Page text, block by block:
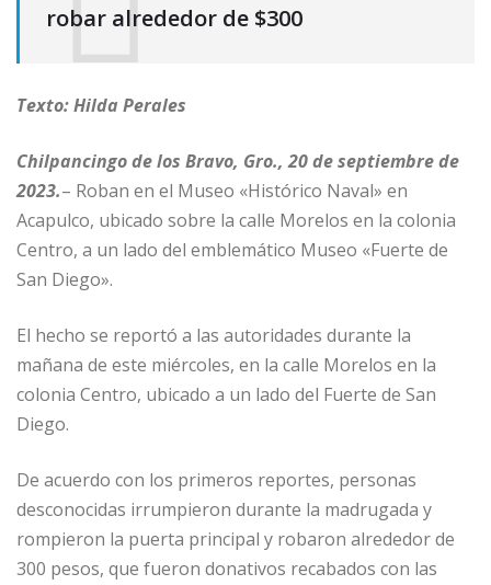
robar alrededor de $300
Texto: Hilda Perales
Chilpancingo de los Bravo, Gro., 20 de septiembre de
2023.– Roban en el Museo «Histórico Naval» en
Acapulco, ubicado sobre la calle Morelos en la colonia
Centro, a un lado del emblemático Museo «Fuerte de
San Diego».
El hecho se reportó a las autoridades durante la
mañana de este miércoles, en la calle Morelos en la
colonia Centro, ubicado a un lado del Fuerte de San
Diego.
De acuerdo con los primeros reportes, personas
desconocidas irrumpieron durante la madrugada y
rompieron la puerta principal y robaron alrededor de
300 pesos, que fueron donativos recabados con las